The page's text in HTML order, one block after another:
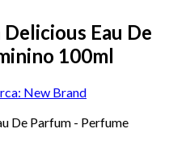
Eau De
100ml
New Brand
De Parfum - Perfume